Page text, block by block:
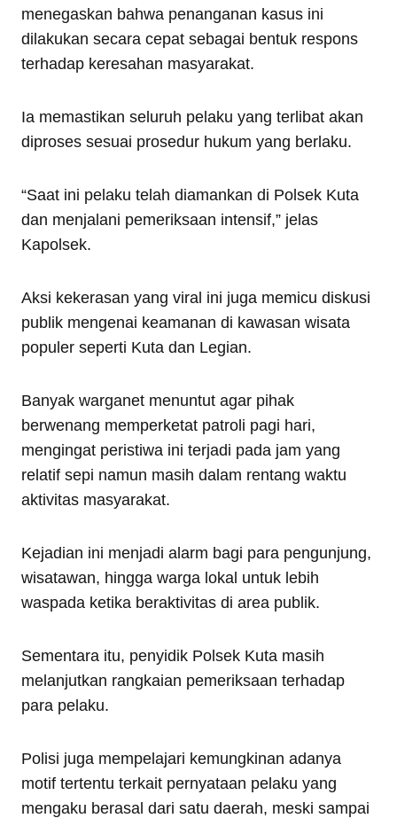
menegaskan bahwa penanganan kasus ini
dilakukan secara cepat sebagai bentuk respons
terhadap keresahan masyarakat.
Ia memastikan seluruh pelaku yang terlibat akan
diproses sesuai prosedur hukum yang berlaku.
“Saat ini pelaku telah diamankan di Polsek Kuta
dan menjalani pemeriksaan intensif,” jelas
Kapolsek.
Aksi kekerasan yang viral ini juga memicu diskusi
publik mengenai keamanan di kawasan wisata
populer seperti Kuta dan Legian.
Banyak warganet menuntut agar pihak
berwenang memperketat patroli pagi hari,
mengingat peristiwa ini terjadi pada jam yang
relatif sepi namun masih dalam rentang waktu
aktivitas masyarakat.
Kejadian ini menjadi alarm bagi para pengunjung,
wisatawan, hingga warga lokal untuk lebih
waspada ketika beraktivitas di area publik.
Sementara itu, penyidik Polsek Kuta masih
melanjutkan rangkaian pemeriksaan terhadap
para pelaku.
Polisi juga mempelajari kemungkinan adanya
motif tertentu terkait pernyataan pelaku yang
mengaku berasal dari satu daerah, meski sampai